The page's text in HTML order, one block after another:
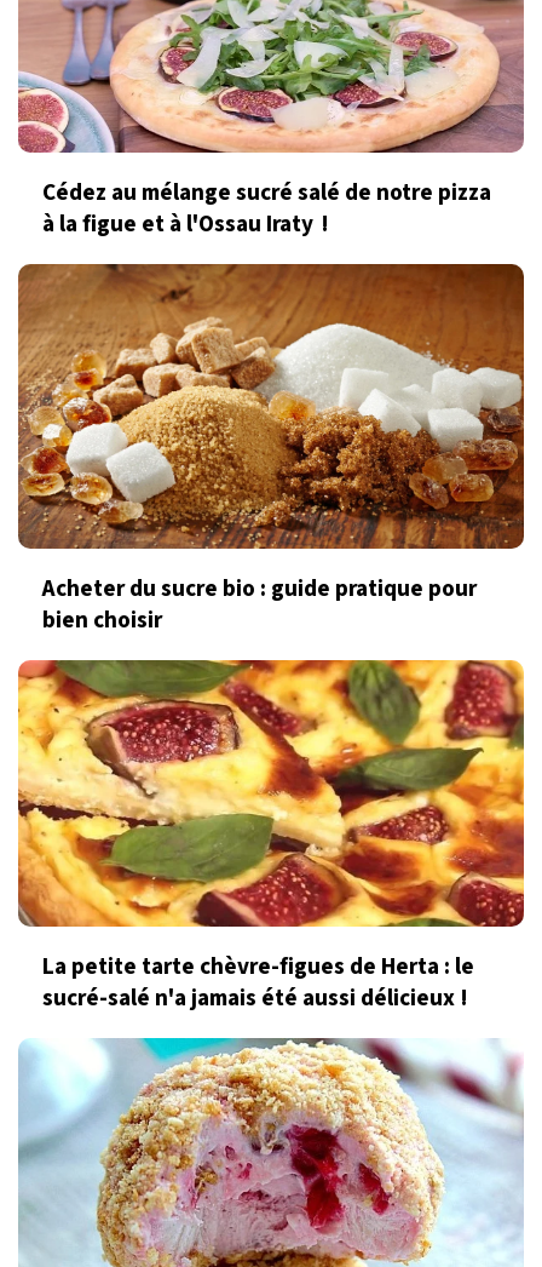
Cédez au mélange sucré salé de notre pizza
à la figue et à l'Ossau Iraty !
Acheter du sucre bio : guide pratique pour
bien choisir
La petite tarte chèvre-figues de Herta : le
sucré-salé n'a jamais été aussi délicieux !